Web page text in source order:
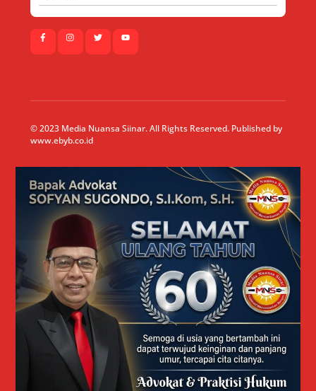
© 2023 Media Nuansa Siinar. All Rights Reserved. Published by
www.ebyb.co.id